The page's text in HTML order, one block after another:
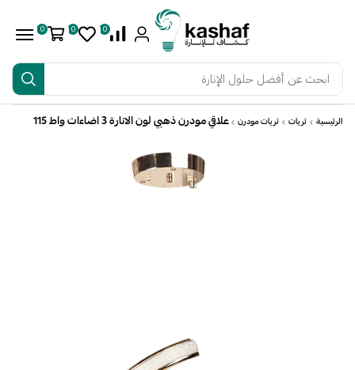
ابحث عن أفضل حلول الإنارة
0
0
0
الرئيسية ثريات ثريات مودرن علاقي مودرن ذهبي لون الانارة 3 اضاءات واط 115